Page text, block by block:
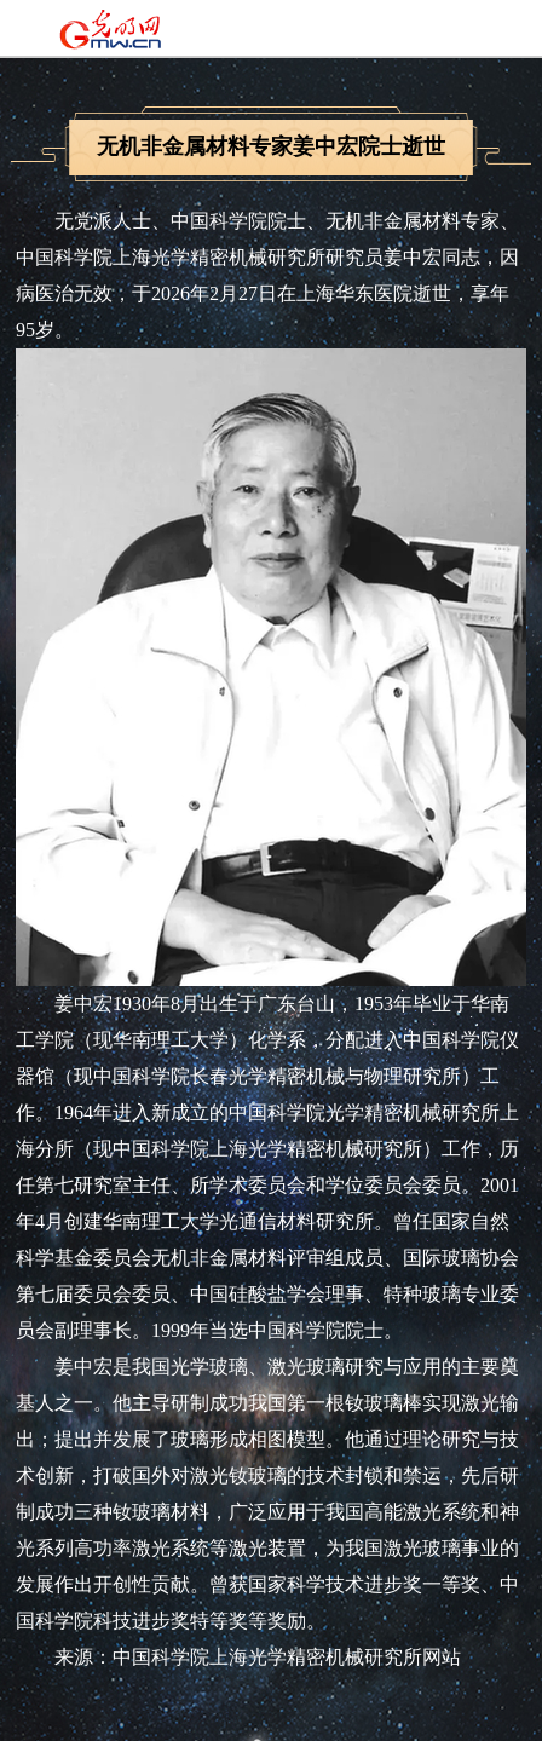
无机非金属材料专家姜中宏院士逝世
无党派人士、中国科学院院士、无机非金属材料专家、
中国科学院上海光学精密机械研究所研究员姜中宏同志，因
病医治无效，于2026年2月27日在上海华东医院逝世，享年
95岁。
姜中宏1930年8月出生于广东台山，1953年毕业于华南
工学院（现华南理工大学）化学系，分配进入中国科学院仪
器馆（现中国科学院长春光学精密机械与物理研究所）工
作。1964年进入新成立的中国科学院光学精密机械研究所上
海分所（现中国科学院上海光学精密机械研究所）工作，历
任第七研究室主任、所学术委员会和学位委员会委员。2001
年4月创建华南理工大学光通信材料研究所。曾任国家自然
科学基金委员会无机非金属材料评审组成员、国际玻璃协会
第七届委员会委员、中国硅酸盐学会理事、特种玻璃专业委
员会副理事长。1999年当选中国科学院院士。
姜中宏是我国光学玻璃、激光玻璃研究与应用的主要奠
基人之一。他主导研制成功我国第一根钕玻璃棒实现激光输
出；提出并发展了玻璃形成相图模型。他通过理论研究与技
术创新，打破国外对激光钕玻璃的技术封锁和禁运，先后研
制成功三种钕玻璃材料，广泛应用于我国高能激光系统和神
光系列高功率激光系统等激光装置，为我国激光玻璃事业的
发展作出开创性贡献。曾获国家科学技术进步奖一等奖、中
国科学院科技进步奖特等奖等奖励。
来源：中国科学院上海光学精密机械研究所网站